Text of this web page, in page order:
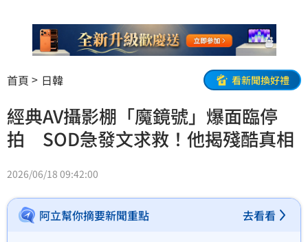
首頁 日韓 看新聞換好禮
經典AV攝影棚「魔鏡號」爆面臨停
拍 SOD急發文求救！他揭殘酷真相
2026/06/18 09:42:00
阿立幫你摘要新聞重點 去看看